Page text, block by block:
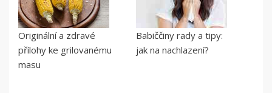
Originální a zdravé
přílohy ke grilovanému
masu
Babiččiny rady a tipy:
jak na nachlazení?